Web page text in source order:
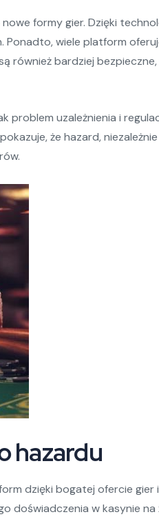
formy gier. Dzięki
wiele platform
również bardziej
problem uzależnienia i
że hazard,
hazardu
dzięki bogatej ofercie
doświadczenia w kasynie